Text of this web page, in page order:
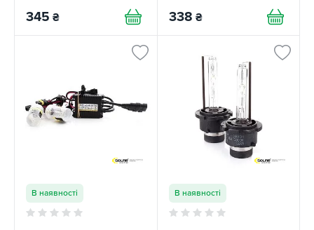
345 ₴ 338 ₴
В наявності В наявності